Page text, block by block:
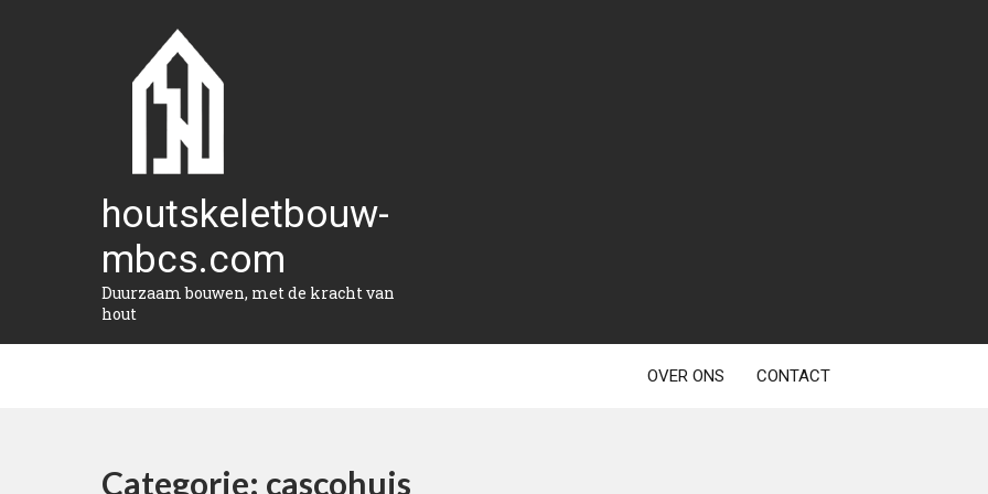
houtskeletbouw-
mbcs.com
Duurzaam bouwen, met de kracht van
hout
OVER ONS CONTACT
Categorie: cascohuis